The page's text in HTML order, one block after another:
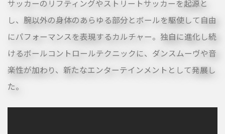
サッカーのリフティングやストリートサッカーを起源と
し、腕以外の身体のあらゆる部分とボールを駆使して自由
にパフォーマンスを表現するカルチャー。独自に進化し続
けるボールコントロールテクニックに、ダンスムーヴや音
楽性が加わり、新たなエンターテインメントとして発展し
た。